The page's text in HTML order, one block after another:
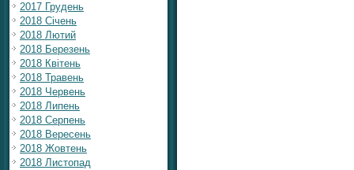
2017 Грудень
2018 Січень
2018 Лютий
2018 Березень
2018 Квітень
2018 Травень
2018 Червень
2018 Липень
2018 Серпень
2018 Вересень
2018 Жовтень
2018 Листопад